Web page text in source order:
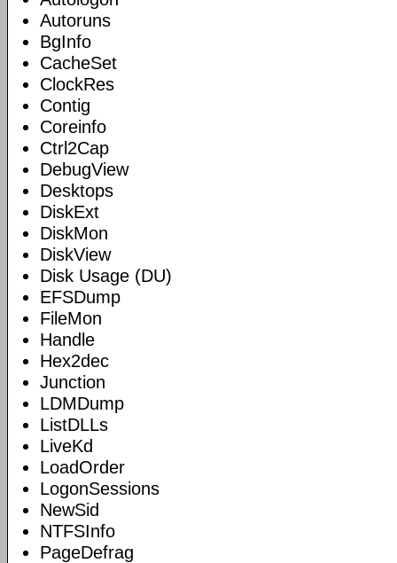
Autoruns
BgInfo
CacheSet
ClockRes
Contig
Coreinfo
Ctrl2Cap
DebugView
Desktops
DiskExt
DiskMon
DiskView
Disk Usage (DU)
EFSDump
FileMon
Handle
Hex2dec
Junction
LDMDump
ListDLLs
LiveKd
LoadOrder
LogonSessions
NewSid
NTFSInfo
PageDefrag